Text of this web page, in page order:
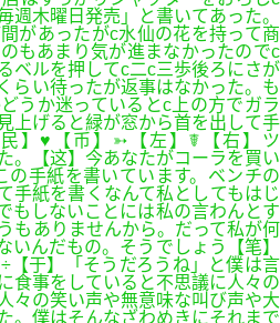
週木曜日発売」と書いてあった。
があったがc水仙の花を持って商
もあまり気が進まなかったのでc
ベルを押してc二c三歩後ろにさが
らい待ったが返事はなかった。も
うか迷っているとc上の方でガラ
上げると緑が窓から首を出して手
】♥【币】➳【左】☤【右】ツ
。【这】今あなたがコーラを買い
の手紙を書いています。ベンチの
手紙を書くなんて私としてもはじ
もしないことには私の言わんとす
もありませんから。だって私が何
いんだもの。そうでしょう【笔】
于】「そうだろうね」と僕は言
食事をしていると不思議に人々の
々の笑い声や無意味な叫び声や大
。僕はそんなざわめきにそれまで